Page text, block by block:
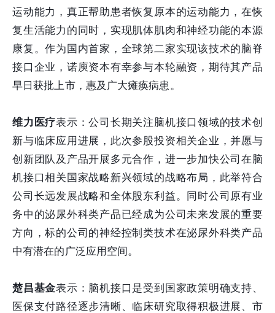
运动能力，真正帮助患者恢复原本的运动能力，在恢
复生活能力的同时，实现肌体肌肉和神经功能的本源
康复。作为国内首家，全球第二家实现该技术的脑脊
接口企业，诺庾资本有幸参与本轮融资，期待其产品
早日获批上市，惠及广大瘫痪病患。
维力医疗表示：公司长期关注脑机接口领域的技术创
新与临床应用进展，此次参股投资相关企业，并愿与
创新团队及产品开展多元合作，进一步加快公司在脑
机接口相关国家战略新兴领域的战略布局，此举符合
公司长远发展战略和全体股东利益。同时公司原有业
务中的泌尿外科类产品已经成为公司未来发展的重要
方向，标的公司的神经控制类技术在泌尿外科类产品
中有潜在的广泛应用空间。
楚昌基金表示：脑机接口是受到国家政策明确支持、
医保支付路径逐步清晰、临床研究取得积极进展、市